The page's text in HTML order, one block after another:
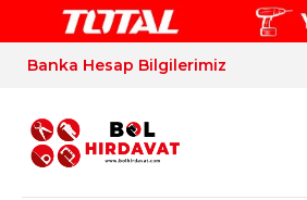
Banka Hesap Bilgilerimiz